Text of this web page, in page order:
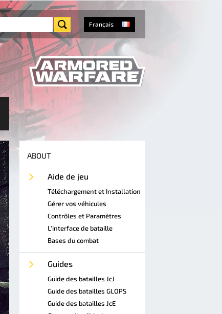
Français
ABOUT
Aide de jeu
Téléchargement et Installation
Gérer vos véhicules
Contrôles et Paramètres
L'interface de bataille
Bases du combat
Guides
Guide des batailles JcJ
Guide des batailles GLOPS
Guide des batailles JcE